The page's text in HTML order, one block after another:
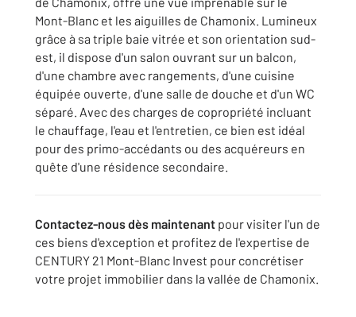
Mont-Blanc et les aiguilles de Chamonix. Lumineux
grâce à sa triple baie vitrée et son orientation sud-
est, il dispose d'un salon ouvrant sur un balcon,
d'une chambre avec rangements, d'une cuisine
équipée ouverte, d'une salle de douche et d'un WC
séparé. Avec des charges de copropriété incluant
le chauffage, l'eau et l'entretien, ce bien est idéal
pour des primo-accédants ou des acquéreurs en
quête d'une résidence secondaire.
Contactez-nous dès maintenant pour visiter l'un de
ces biens d'exception et profitez de l'expertise de
CENTURY 21 Mont-Blanc Invest pour concrétiser
votre projet immobilier dans la vallée de Chamonix.